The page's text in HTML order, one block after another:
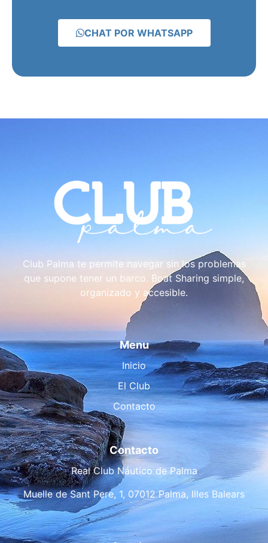
CHAT POR WHATSAPP
Club Palma te permite navegar sin los problemas
que supone tener un barco. Boat Sharing simple,
organizado y accesible.
Menu
Inicio
El Club
Contacto
Contacto
Real Club Náutico de Palma
Muelle de Sant Pere, 1, 07012 Palma, Illes Balears